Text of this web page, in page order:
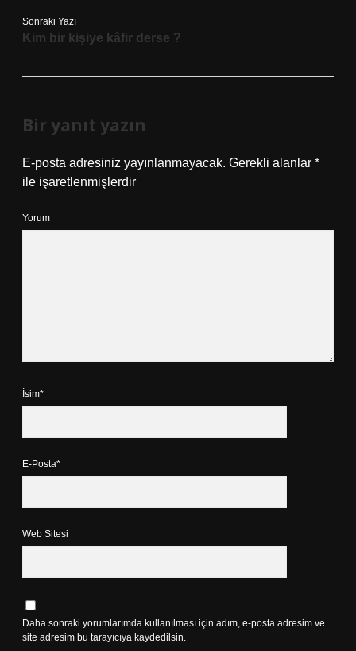
Sonraki Yazı
Kim bir kişiye kâfir derse ?
Bir yanıt yazın
E-posta adresiniz yayınlanmayacak. Gerekli alanlar *
ile işaretlenmişlerdir
Yorum
İsim*
E-Posta*
Web Sitesi
Daha sonraki yorumlarımda kullanılması için adım, e-posta adresim ve
site adresim bu tarayıcıya kaydedilsin.